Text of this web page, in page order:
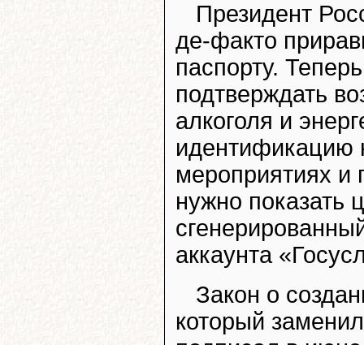
Президент
де-факто
паспорту.
подтверждать
алкоголя и
идентификацию
мероприятиях и
нужно показать
аккаунта
Закон о
который